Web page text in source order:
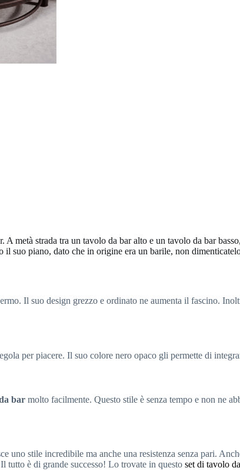
metà strada tra un tavolo da bar alto e un tavolo da bar
suo piano, dato che in origine era un barile, non
Il suo design grezzo e ordinato ne aumenta il fascino.
per piacere. Il suo colore nero opaco gli permette di
bar molto facilmente. Questo stile è senza tempo e non ne
uno stile incredibile ma anche una resistenza senza pari.
tutto è di grande successo! Lo trovate in questo set di tavolo